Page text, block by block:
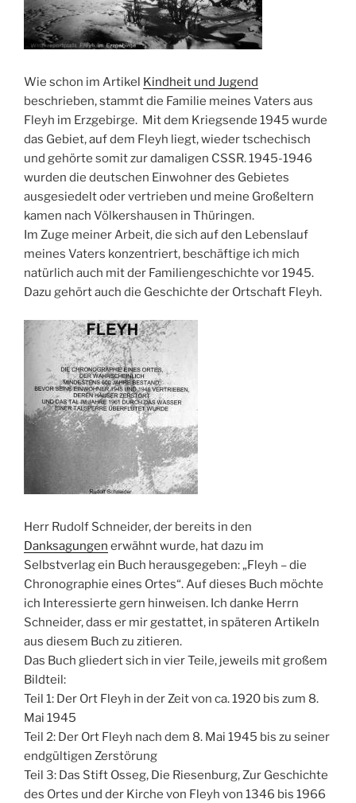
Wie schon im Artikel Kindheit und Jugend
beschrieben, stammt die Familie meines Vaters aus
Fleyh im Erzgebirge. Mit dem Kriegsende 1945 wurde
das Gebiet, auf dem Fleyh liegt, wieder tschechisch
und gehörte somit zur damaligen CSSR. 1945-1946
wurden die deutschen Einwohner des Gebietes
ausgesiedelt oder vertrieben und meine Großeltern
kamen nach Völkershausen in Thüringen.
Im Zuge meiner Arbeit, die sich auf den Lebenslauf
meines Vaters konzentriert, beschäftige ich mich
natürlich auch mit der Familiengeschichte vor 1945.
Dazu gehört auch die Geschichte der Ortschaft Fleyh.
Herr Rudolf Schneider, der bereits in den
Danksagungen erwähnt wurde, hat dazu im
Selbstverlag ein Buch herausgegeben: „Fleyh – die
Chronographie eines Ortes“. Auf dieses Buch möchte
ich Interessierte gern hinweisen. Ich danke Herrn
Schneider, dass er mir gestattet, in späteren Artikeln
aus diesem Buch zu zitieren.
Das Buch gliedert sich in vier Teile, jeweils mit großem
Bildteil:
Teil 1: Der Ort Fleyh in der Zeit von ca. 1920 bis zum 8.
Mai 1945
Teil 2: Der Ort Fleyh nach dem 8. Mai 1945 bis zu seiner
endgültigen Zerstörung
Teil 3: Das Stift Osseg, Die Riesenburg, Zur Geschichte
des Ortes und der Kirche von Fleyh von 1346 bis 1966